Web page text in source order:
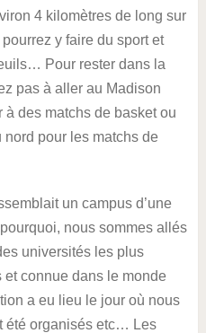
4 kilomètres de long sur
y faire du sport et
Pour rester dans la
pas à aller au Madison
des matchs de basket ou
pour les matchs de
un campus d’une
nous sommes allés
universités les plus
connue dans le monde
a eu lieu le jour où nous
été organisés etc… Les